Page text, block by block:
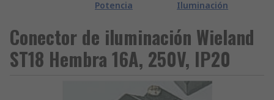
Potencia
Iluminación
Conector de iluminación Wieland
ST18 Hembra 16A, 250V, IP20